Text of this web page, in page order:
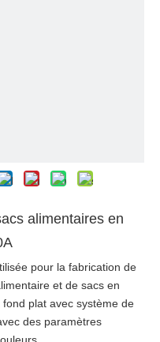
alimentaires en
pour la fabrication de
et de sacs en
plat avec système de
des paramètres